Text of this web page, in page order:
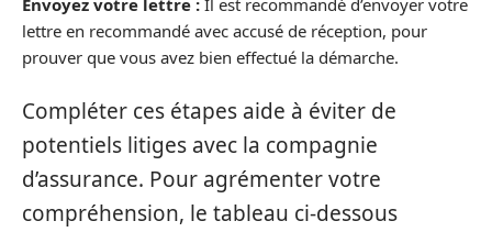
lettre en recommandé avec accusé de réception, pour
prouver que vous avez bien effectué la démarche.
Compléter ces étapes aide à éviter de
potentiels litiges avec la compagnie
d’assurance. Pour agrémenter votre
compréhension, le tableau ci-dessous